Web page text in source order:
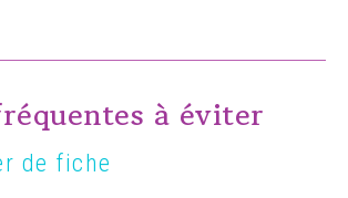
à éviter
de fiche